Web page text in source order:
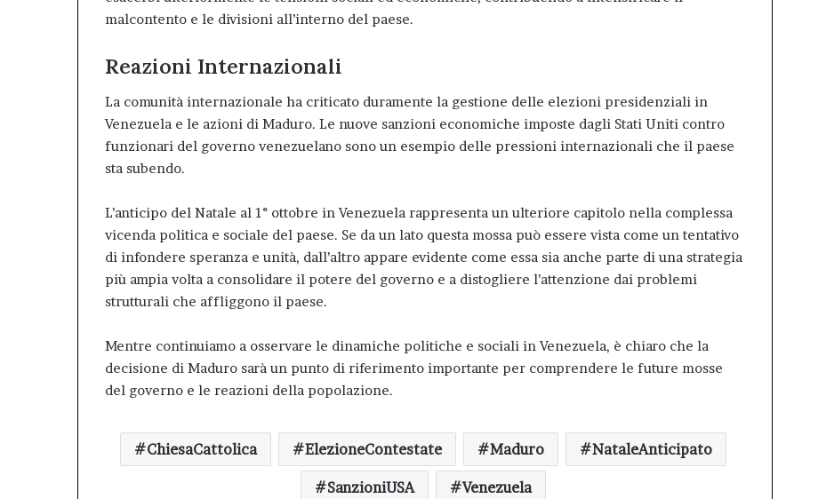
malcontento e le divisioni all’interno del paese.
Reazioni Internazionali
La comunità internazionale ha criticato duramente la gestione delle elezioni presidenziali in
Venezuela e le azioni di Maduro. Le nuove sanzioni economiche imposte dagli Stati Uniti contro
funzionari del governo venezuelano sono un esempio delle pressioni internazionali che il paese
sta subendo.
L’anticipo del Natale al 1° ottobre in Venezuela rappresenta un ulteriore capitolo nella complessa
vicenda politica e sociale del paese. Se da un lato questa mossa può essere vista come un tentativo
di infondere speranza e unità, dall’altro appare evidente come essa sia anche parte di una strategia
più ampia volta a consolidare il potere del governo e a distogliere l’attenzione dai problemi
strutturali che affliggono il paese.
Mentre continuiamo a osservare le dinamiche politiche e sociali in Venezuela, è chiaro che la
decisione di Maduro sarà un punto di riferimento importante per comprendere le future mosse
del governo e le reazioni della popolazione.
ChiesaCattolica ElezioneContestate Maduro NataleAnticipato
SanzioniUSA Venezuela